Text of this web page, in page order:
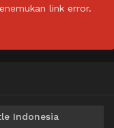
link error.
Indonesia